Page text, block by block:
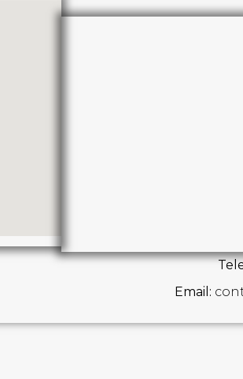
Email: